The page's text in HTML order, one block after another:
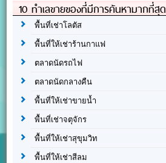
10 ทำเลขายของที่มีการค้นหามากที่สุด
พื้นที่เช่าโลตัส
พื้นที่ให้เช่าร้านกาแฟ
ตลาดนัดรถไฟ
ตลาดนัดกลางคืน
พื้นที่ให้เช่าขายน้ำ
พื้นที่เช่าจตุจักร
พื้นที่ให้เช่าสุขุมวิท
พื้นที่ให้เช่าสีลม